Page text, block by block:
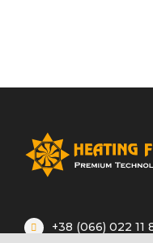
+38 (066) 022 11